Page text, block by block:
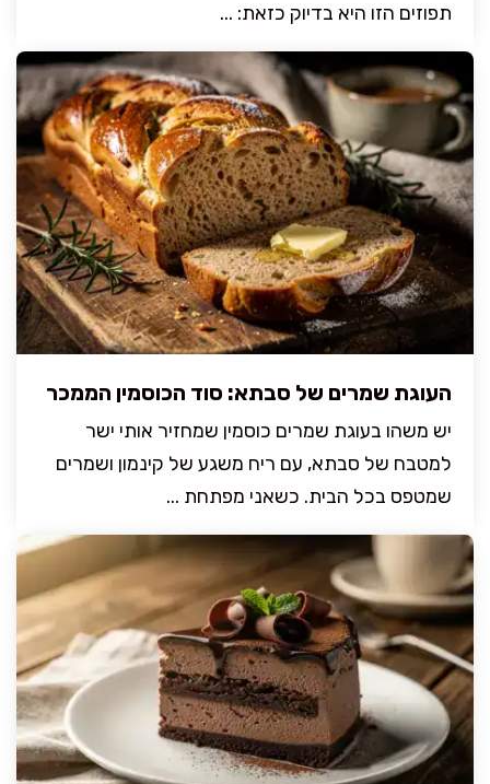
תפוזים הזו היא בדיוק כזאת: ...
העוגת שמרים של סבתא: סוד הכוסמין הממכר
יש משהו בעוגת שמרים כוסמין שמחזיר אותי ישר
למטבח של סבתא, עם ריח משגע של קינמון ושמרים
שמטפס בכל הבית. כשאני מפתחת ...